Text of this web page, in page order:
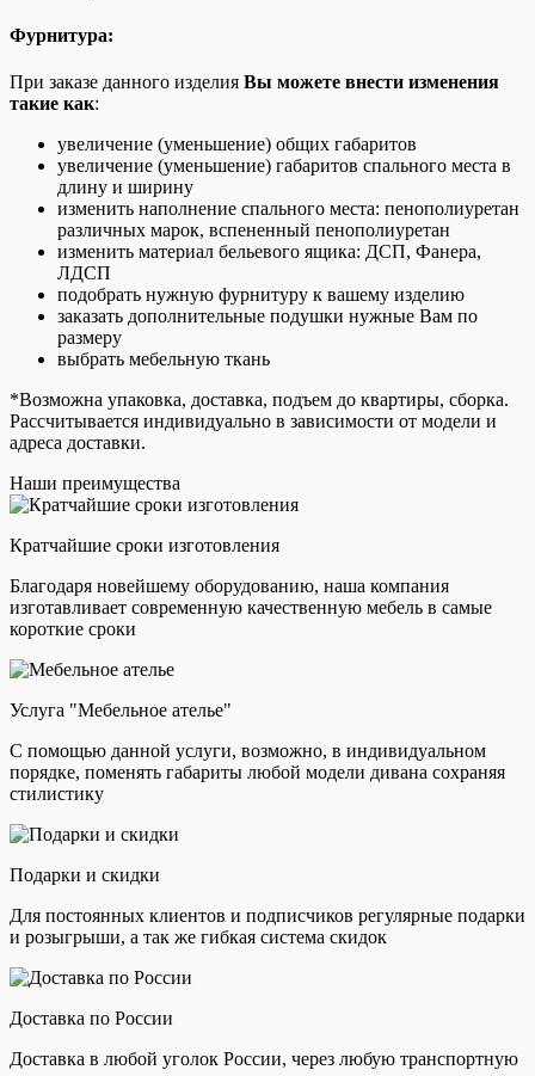
Фурнитура:
При заказе данного изделия Вы можете внести изменения
такие как:
увеличение (уменьшение) общих габаритов
увеличение (уменьшение) габаритов спального места в
длину и ширину
изменить наполнение спального места: пенополиуретан
различных марок, вспененный пенополиуретан
изменить материал бельевого ящика: ДСП, Фанера,
ЛДСП
подобрать нужную фурнитуру к вашему изделию
заказать дополнительные подушки нужные Вам по
размеру
выбрать мебельную ткань
*Возможна упаковка, доставка, подъем до квартиры, сборка.
Рассчитывается индивидуально в зависимости от модели и
адреса доставки.
Наши преимущества
Кратчайшие сроки изготовления
Благодаря новейшему оборудованию, наша компания
изготавливает современную качественную мебель в самые
короткие сроки
Услуга "Мебельное ателье"
С помощью данной услуги, возможно, в индивидуальном
порядке, поменять габариты любой модели дивана сохраняя
стилистику
Подарки и скидки
Для постоянных клиентов и подписчиков регулярные подарки
и розыгрыши, а так же гибкая система скидок
Доставка по России
Доставка в любой уголок России, через любую транспортную